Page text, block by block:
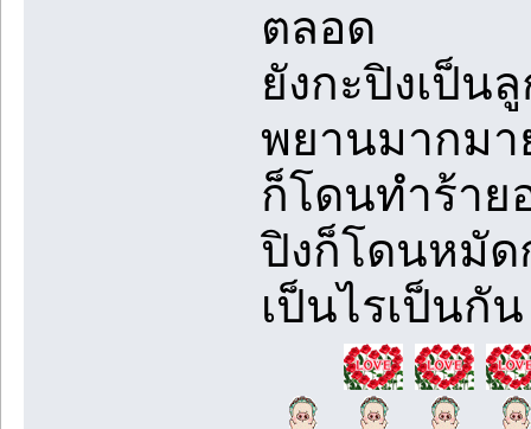
ตลอด
ยังกะปิงเป็น
พยานมากมา
ก็โดนทำร้าย
ปิงก็โดนหมั
เป็นไรเป็นกั